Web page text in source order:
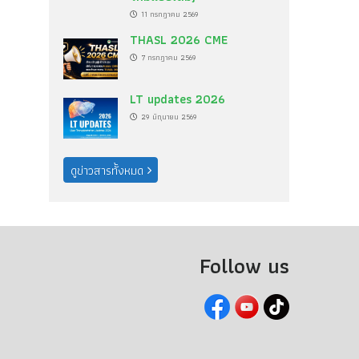
11 กรกฎาคม 2569
THASL 2026 CME
7 กรกฎาคม 2569
LT updates 2026
29 มิถุนายน 2569
ดูข่าวสารทั้งหมด
Follow us